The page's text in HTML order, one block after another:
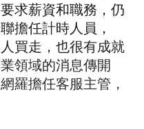
求薪資和職務，仍
擔任計時人員，
買走，也很有成就
領域的消息傳開
羅擔任客服主管，